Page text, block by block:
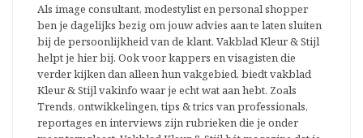
Als image consultant, modestylist en personal shopper
ben je dagelijks bezig om jouw advies aan te laten sluiten
bij de persoonlijkheid van de klant. Vakblad Kleur & Stijl
helpt je hier bij. Ook voor kappers en visagisten die
verder kijken dan alleen hun vakgebied, biedt vakblad
Kleur & Stijl vakinfo waar je echt wat aan hebt. Zoals
Trends, ontwikkelingen, tips & trics van professionals,
reportages en interviews zijn rubrieken die je onder